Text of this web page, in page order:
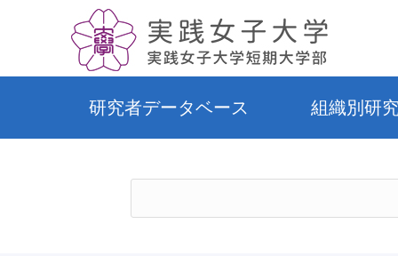
研究者データベース 組織別研